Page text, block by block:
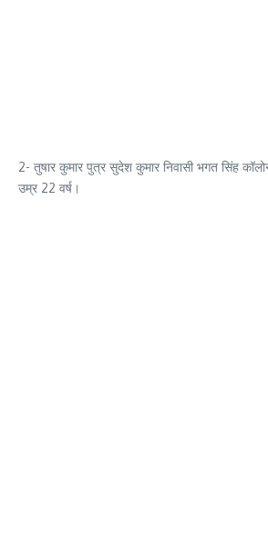
2- तुषार कुमार पुत्र सुदेश कुमार निवासी भगत सिंह
उम्र 22 वर्ष।